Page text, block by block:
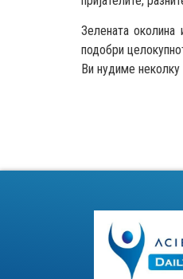
Зелената
подобри
Ви нудиме